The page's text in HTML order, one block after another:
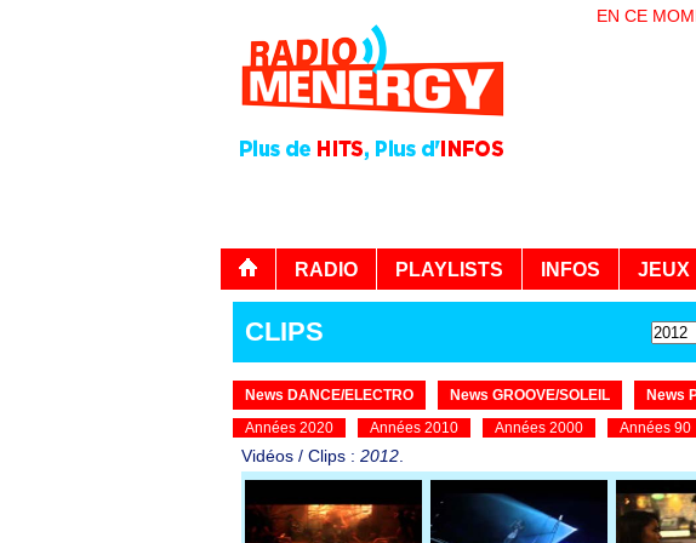
EN CE
RADIO PLAYLISTS INFOS JEUX
CLIPS
News DANCE/ELECTRO News GROOVE/SOLEIL News
Années 2020
Années 2010 Années 2000 Années 90
Vidéos / Clips : 2012